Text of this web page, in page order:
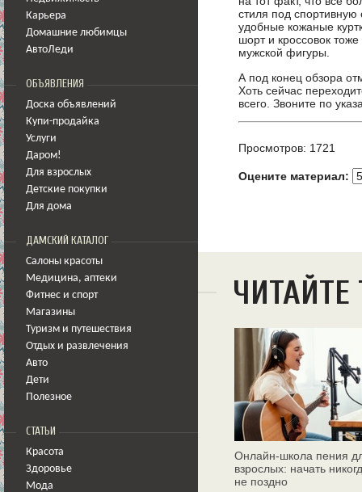
Карьера
Домашние любимцы
АвтоЛеди
ОБЪЯВЛЕНИЯ
Доска объявлений
Купи-продайка
Услуги
Даром!
Для взрослых
Детские покупки
Для дома
ДАМСКИЙ КАТАЛОГ
Салоны красоты
Медицина, аптеки
Фитнес и спорт
Магазины
Туризм и путешествия
Отдых и развлечения
Авто
Дети
Полезное
СТАТЬИ
Красота
Здоровье
Мода
стиля под спортивную
удобные кожаные
шорт и кроссовок
мужской фигуры.
А под конец обзора
Хоть сейчас
всего. Звоните по
Просмотров: 1721
Оцените материал:
Онлайн‑школа пения
взрослых: начать
не поздно